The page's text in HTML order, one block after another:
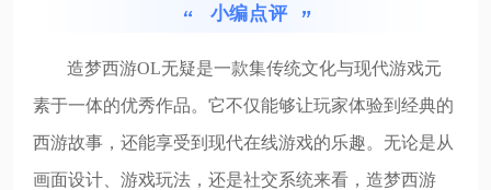
小编点评
造梦西游OL无疑是一款集传统文化与现代游戏元
素于一体的优秀作品。它不仅能够让玩家体验到经典的
西游故事，还能享受到现代在线游戏的乐趣。无论是从
画面设计、游戏玩法，还是社交系统来看，造梦西游